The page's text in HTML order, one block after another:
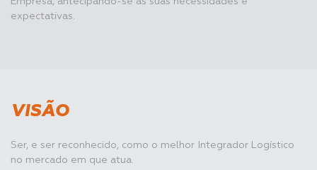
expectativas.
VISÃO
Ser, e ser reconhecido, como o melhor Integrador Logístico
no mercado em que atua.